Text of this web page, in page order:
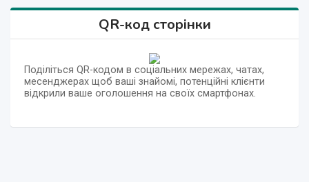
QR-код сторінки
Поділіться QR-кодом в соціальних мережах, чатах,
месенджерах щоб ваші знайомі, потенційні клієнти
відкрили ваше оголошення на своїх смартфонах.